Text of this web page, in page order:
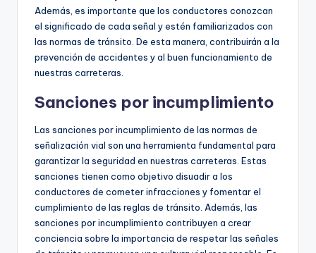
Además, es importante que los conductores conozcan
el significado de cada señal y estén familiarizados con
las normas de tránsito. De esta manera, contribuirán a la
prevención de accidentes y al buen funcionamiento de
nuestras carreteras.
Sanciones por incumplimiento
Las sanciones por incumplimiento de las normas de
señalización vial son una herramienta fundamental para
garantizar la seguridad en nuestras carreteras. Estas
sanciones tienen como objetivo disuadir a los
conductores de cometer infracciones y fomentar el
cumplimiento de las reglas de tránsito. Además, las
sanciones por incumplimiento contribuyen a crear
conciencia sobre la importancia de respetar las señales